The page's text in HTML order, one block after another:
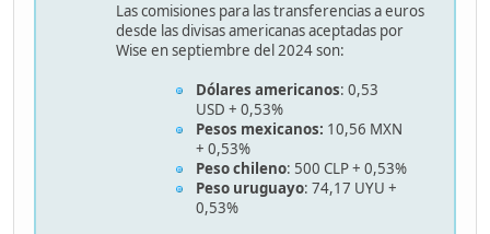
Las comisiones para las transferencias a euros
desde las divisas americanas aceptadas por
Wise en septiembre del 2024 son:
Dólares americanos: 0,53
USD + 0,53%
Pesos mexicanos: 10,56 MXN
+ 0,53%
Peso chileno: 500 CLP + 0,53%
Peso uruguayo: 74,17 UYU +
0,53%